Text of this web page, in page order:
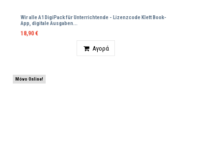
Wir alle A1 DigiPack für Unterrichtende - Lizenzcode Klett Βοοk-
App, digitale Ausgaben...
18,90 €
Αγορά
Μόνο Online!